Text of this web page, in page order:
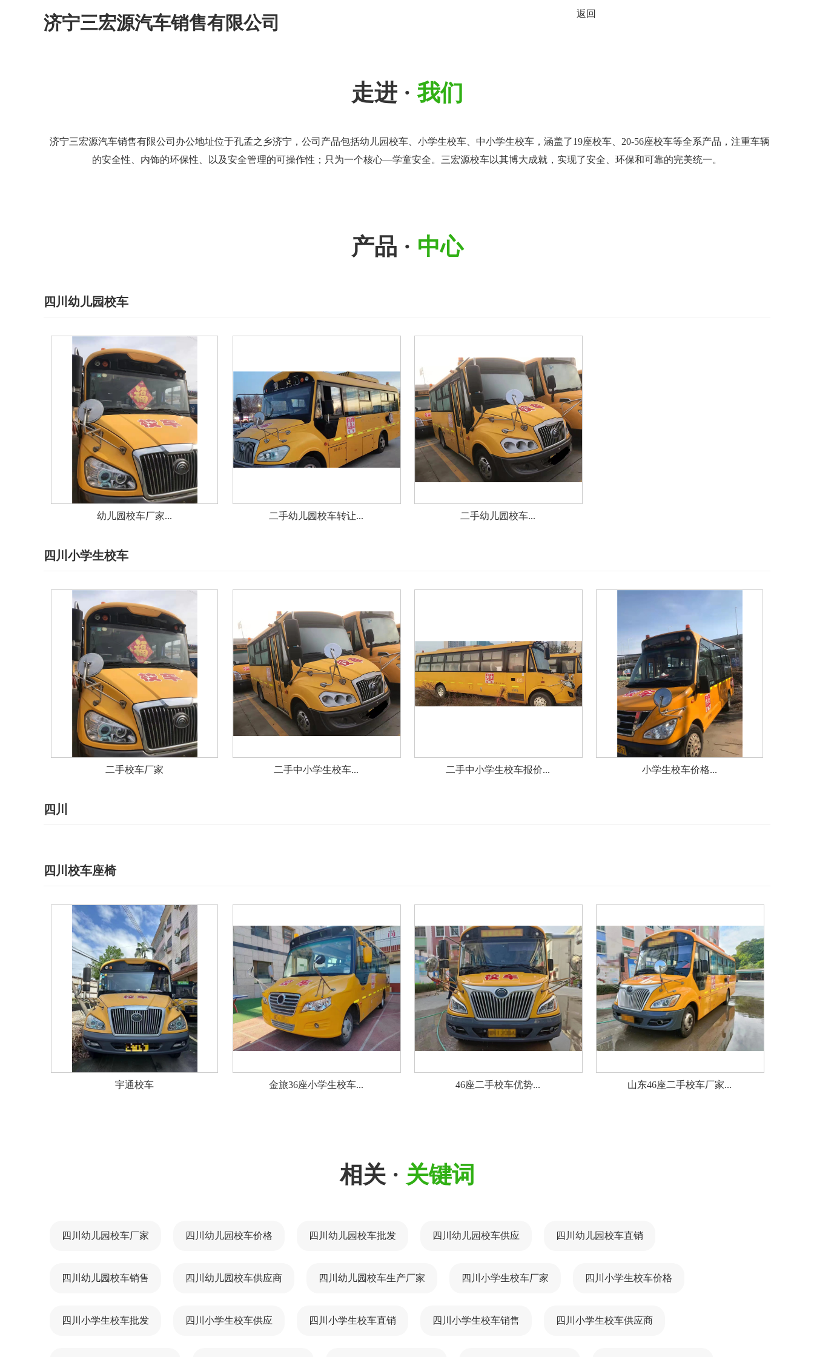
返回
济宁三宏源汽车销售有限公司
走进 · 我们
济宁三宏源汽车销售有限公司办公地址位于孔孟之乡济宁，公司产品包括幼儿园校车、小学生校车、中小学生校车，涵盖了19座校车、20-56座校车等全系产品，注重车辆
的安全性、内饰的环保性、以及安全管理的可操作性；只为一个核心—学童安全。三宏源校车以其博大成就，实现了安全、环保和可靠的完美统一。
产品 · 中心
四川幼儿园校车
幼儿园校车厂家... 二手幼儿园校车转让... 二手幼儿园校车...
四川小学生校车
二手校车厂家 二手中小学生校车... 二手中小学生校车报价... 小学生校车价格...
四川
四川校车座椅
宇通校车 金旅36座小学生校车... 46座二手校车优势... 山东46座二手校车厂家...
相关 · 关键词
四川幼儿园校车厂家 四川幼儿园校车价格 四川幼儿园校车批发 四川幼儿园校车供应 四川幼儿园校车直销
四川幼儿园校车销售 四川幼儿园校车供应商 四川幼儿园校车生产厂家 四川小学生校车厂家 四川小学生校车价格
四川小学生校车批发 四川小学生校车供应 四川小学生校车直销 四川小学生校车销售 四川小学生校车供应商